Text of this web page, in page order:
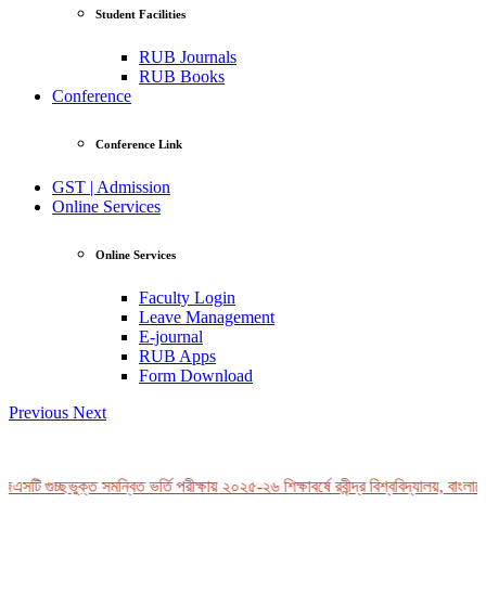
Student Facilities
RUB Journals
RUB Books
Conference
Conference Link
GST | Admission
Online Services
Online Services
Faculty Login
Leave Management
E-journal
RUB Apps
Form Download
Previous Next
গুচ্ছভুক্ত সমন্বিত ভর্তি পরীক্ষায় ২০২৫-২৬ শিক্ষাবর্ষে রবীন্দ্র বিশ্ববিদ্যালয়,